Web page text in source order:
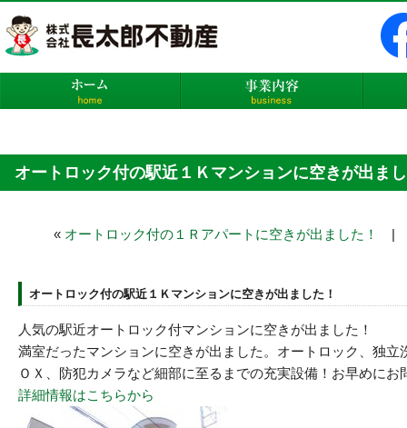
オートロック付の駅近１Ｋマンションに空きが出ま
« オートロック付の１Ｒアパートに空きが出ました！
オートロック付の駅近１Ｋマンションに空きが出ました！
人気の駅近オートロック付マンションに空きが出ました！
満室だったマンションに空きが出ました。オートロック、独
ＯＸ、防犯カメラなど細部に至るまでの充実設備！お早めにお
詳細情報はこちらから